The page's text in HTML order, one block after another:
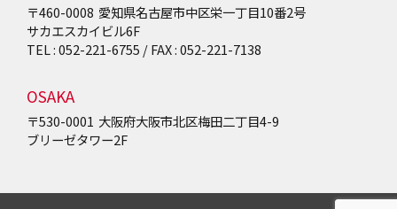
〒460-0008 愛知県名古屋市中区栄一丁目10番2号
サカエスカイビル6F
TEL : 052-221-6755 / FAX : 052-221-7138
OSAKA
〒530-0001 大阪府大阪市北区梅田二丁目4-9
ブリーゼタワー2F